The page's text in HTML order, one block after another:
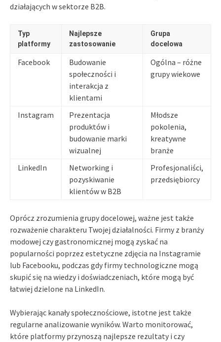
działających w sektorze B2B.
Typ
platformy
Najlepsze
zastosowanie
Grupa
docelowa
Facebook
Budowanie
społeczności i
interakcja z
klientami
Ogólna – różne
grupy wiekowe
Instagram
Prezentacja
produktów i
budowanie marki
wizualnej
Młodsze
pokolenia,
kreatywne
branże
LinkedIn
Networking i
pozyskiwanie
klientów w B2B
Profesjonaliści,
przedsiębiorcy
Oprócz zrozumienia grupy docelowej, ważne jest także
rozważenie charakteru Twojej działalności. Firmy z branży
modowej czy gastronomicznej mogą zyskać na
popularności poprzez estetyczne zdjęcia na Instagramie
lub Facebooku, podczas gdy firmy technologiczne mogą
skupić się na wiedzy i doświadczeniach, które mogą być
łatwiej dzielone na LinkedIn.
Wybierając kanały społecznościowe, istotne jest także
regularne analizowanie wyników. Warto monitorować,
które platformy przynoszą najlepsze rezultaty i czy